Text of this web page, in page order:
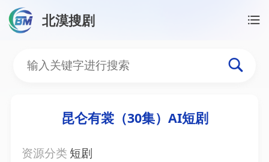
北漠搜剧
昆仑有裳（30集）AI短剧
昆仑有裳（30集）AI短剧
资源分类 短剧